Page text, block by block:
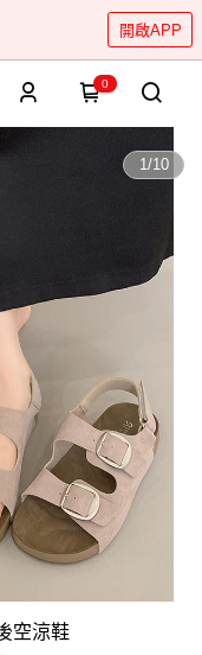
開啟APP
0
1/10
空涼鞋